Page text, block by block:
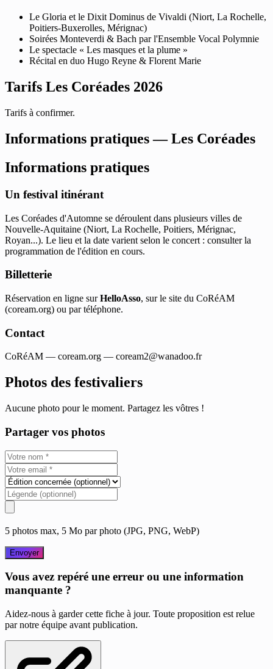
Le Gloria et le Dixit Dominus de Vivaldi (Niort, La Rochelle,
Poitiers-Buxerolles, Mérignac)
Soirées Monteverdi & Bach par l'Ensemble Vocal Polymnie
Le spectacle « Les masques et la plume »
Récital en duo Hugo Reyne & Florent Marie
Tarifs Les Coréades 2026
Tarifs à confirmer.
Informations pratiques — Les Coréades
Informations pratiques
Un festival itinérant
Les Coréades d'Automne se déroulent dans plusieurs villes de
Nouvelle-Aquitaine (Niort, La Rochelle, Poitiers, Mérignac,
Royan...). Le lieu et la date varient selon le concert : consulter la
programmation de l'édition en cours.
Billetterie
Réservation en ligne surHelloAsso, sur le site du CoRéAM
(coream.org) ou par téléphone.
Contact
CoRéAM — coream.org — coream2@wanadoo.fr
Photos des festivaliers
Aucune photo pour le moment. Partagez les vôtres !
Partager vos photos
5 photos max, 5 Mo par photo (JPG, PNG, WebP)
Envoyer
Vous avez repéré une erreur ou une information
manquante ?
Aidez-nous à garder cette fiche à jour. Toute proposition est relue
par notre équipe avant publication.